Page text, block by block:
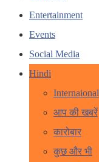
Entertainment
Events
Social Media
Hindi
Internaional
आप की खबरें
कारोबार
कुछ और भी